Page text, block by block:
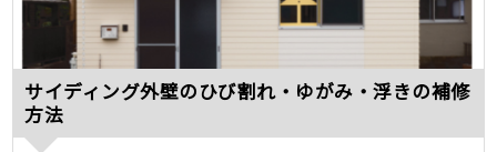
サイディング外壁のひび割れ・ゆがみ・浮きの補修
方法